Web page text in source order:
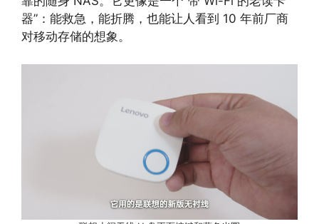
器”：能救急，能折腾，也能让人看到 10 年前厂商
对移动存储的想象。